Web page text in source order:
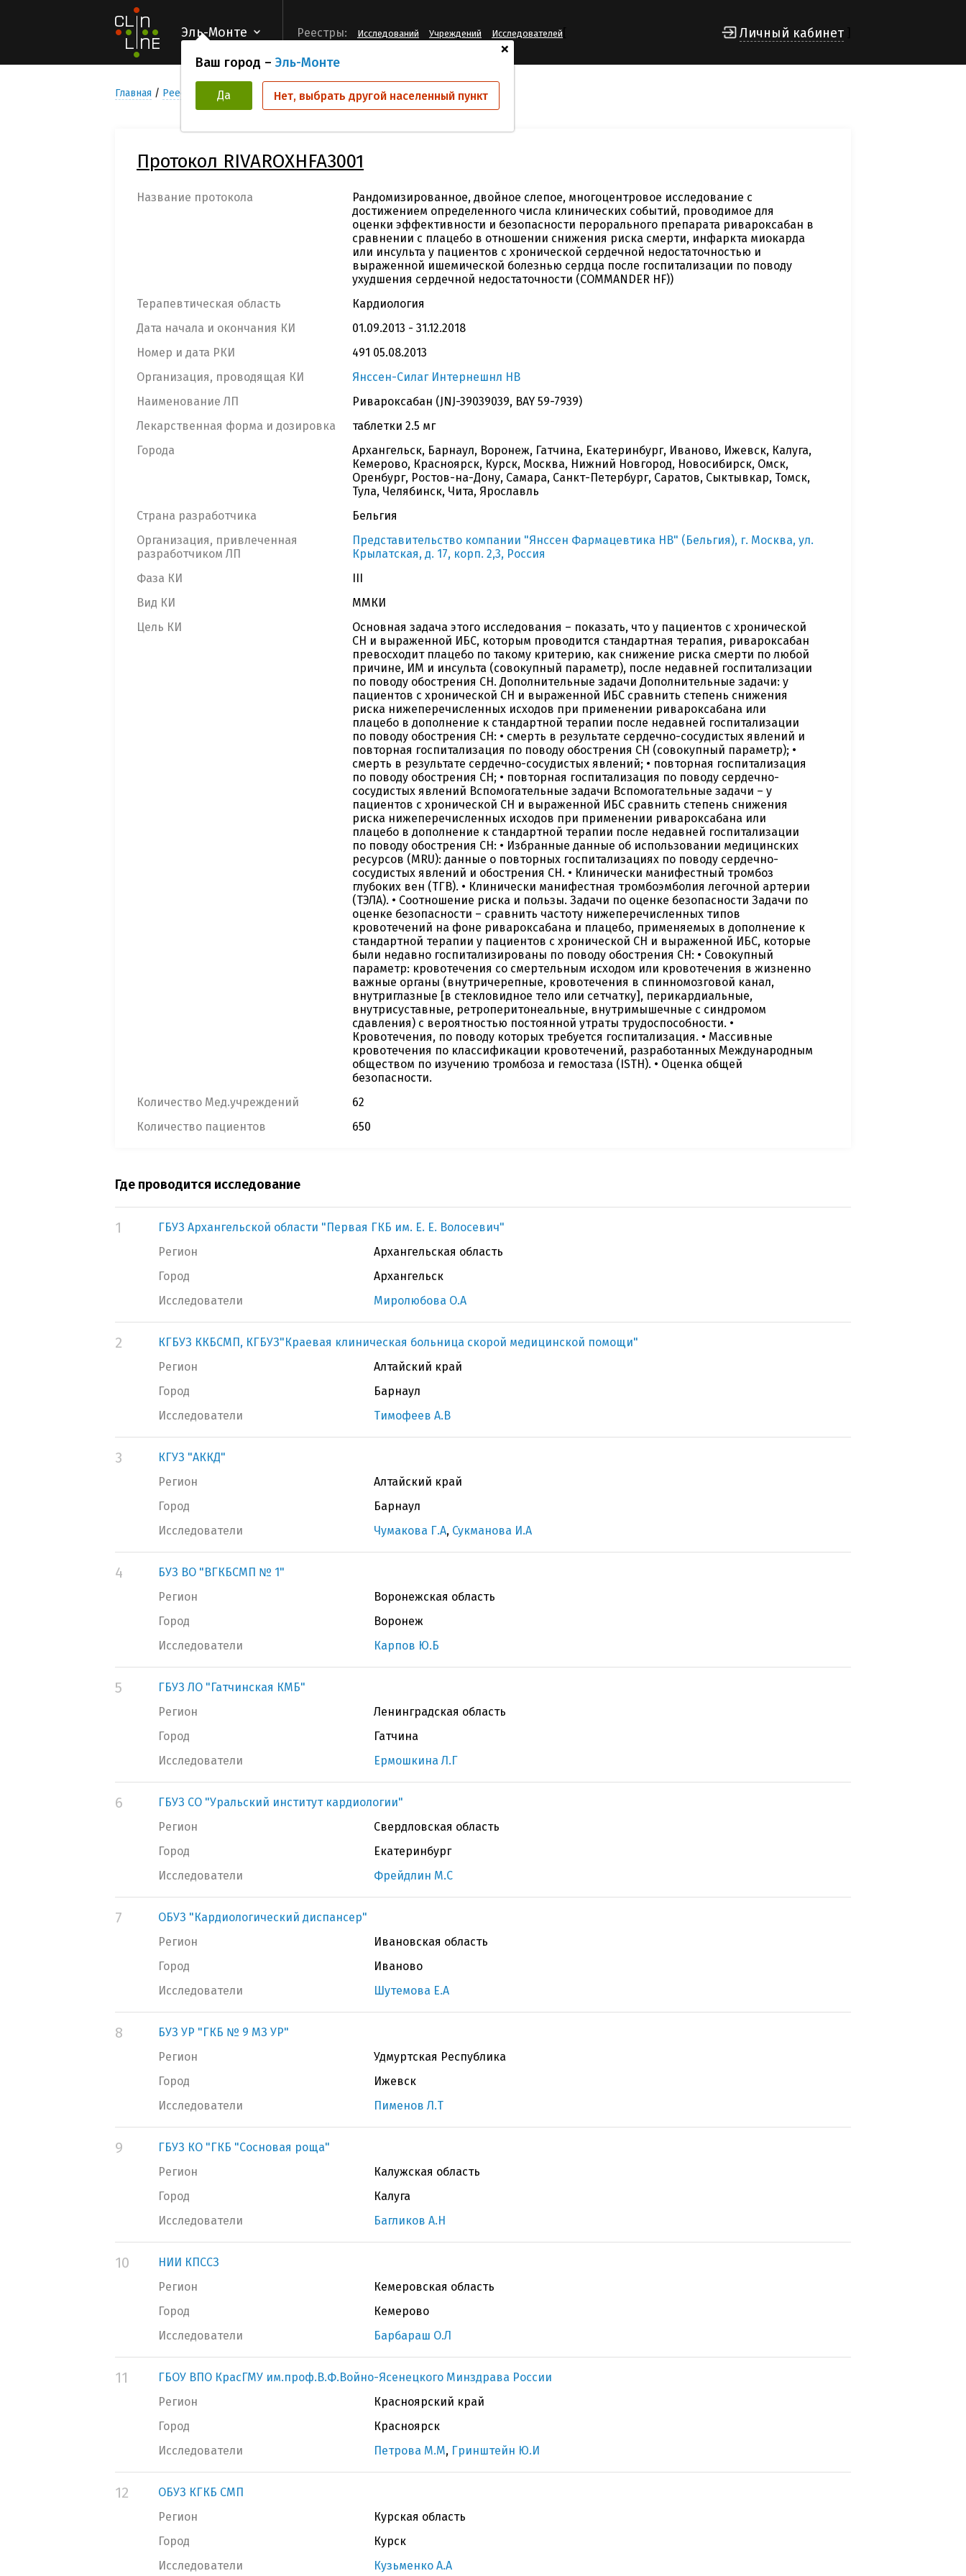
Эль-Монте
+
Ваш город – Эль-Монте
Да Нет, выбрать другой населенный пункт
Реестры: Исследований Учреждений Исследователей Личный кабинет
Главная Реестр Клинических исследований RIVAROXHFA3001
Протокол RIVAROXHFA3001
Название протокола
Рандомизированное, двойное слепое, многоцентровое исследование с
достижением определенного числа клинических событий, проводимое для
оценки эффективности и безопасности перорального препарата ривароксабан в
сравнении с плацебо в отношении снижения риска смерти, инфаркта миокарда
или инсульта у пациентов с хронической сердечной недостаточностью и
выраженной ишемической болезнью сердца после госпитализации по поводу
ухудшения сердечной недостаточности (COMMANDER HF))
Терапевтическая область
Кардиология
Дата начала и окончания КИ
01.09.2013 - 31.12.2018
Номер и дата РКИ
491 05.08.2013
Организация, проводящая КИ
Янссен-Силаг Интернешнл НВ
Наименование ЛП
Ривароксабан (JNJ-39039039, BAY 59-7939)
Лекарственная форма и дозировка
таблетки 2.5 мг
Города
Архангельск, Барнаул, Воронеж, Гатчина, Екатеринбург, Иваново, Ижевск, Калуга,
Кемерово, Красноярск, Курск, Москва, Нижний Новгород, Новосибирск, Омск,
Оренбург, Ростов-на-Дону, Самара, Санкт-Петербург, Саратов, Сыктывкар, Томск,
Тула, Челябинск, Чита, Ярославль
Страна разработчика
Бельгия
Организация, привлеченная
разработчиком ЛП
Представительство компании "Янссен Фармацевтика НВ" (Бельгия), г. Москва, ул.
Крылатская, д. 17, корп. 2,3, Россия
Фаза КИ
III
Вид КИ
ММКИ
Цель КИ
Основная задача этого исследования – показать, что у пациентов с хронической
СН и выраженной ИБС, которым проводится стандартная терапия, ривароксабан
превосходит плацебо по такому критерию, как снижение риска смерти по любой
причине, ИМ и инсульта (совокупный параметр), после недавней госпитализации
по поводу обострения СН. Дополнительные задачи Дополнительные задачи: у
пациентов с хронической СН и выраженной ИБС сравнить степень снижения
риска нижеперечисленных исходов при применении ривароксабана или
плацебо в дополнение к стандартной терапии после недавней госпитализации
по поводу обострения СН: • смерть в результате сердечно-сосудистых явлений и
повторная госпитализация по поводу обострения СН (совокупный параметр); •
смерть в результате сердечно-сосудистых явлений; • повторная госпитализация
по поводу обострения СН; • повторная госпитализация по поводу сердечно-
сосудистых явлений Вспомогательные задачи Вспомогательные задачи – у
пациентов с хронической СН и выраженной ИБС сравнить степень снижения
риска нижеперечисленных исходов при применении ривароксабана или
плацебо в дополнение к стандартной терапии после недавней госпитализации
по поводу обострения СН: • Избранные данные об использовании медицинских
ресурсов (MRU): данные о повторных госпитализациях по поводу сердечно-
сосудистых явлений и обострения СН. • Клинически манифестный тромбоз
глубоких вен (ТГВ). • Клинически манифестная тромбоэмболия легочной артерии
(ТЭЛА). • Соотношение риска и пользы. Задачи по оценке безопасности Задачи по
оценке безопасности – сравнить частоту нижеперечисленных типов
кровотечений на фоне ривароксабана и плацебо, применяемых в дополнение к
стандартной терапии у пациентов с хронической СН и выраженной ИБС, которые
были недавно госпитализированы по поводу обострения СН: • Совокупный
параметр: кровотечения со смертельным исходом или кровотечения в жизненно
важные органы (внутричерепные, кровотечения в спинномозговой канал,
внутриглазные [в стекловидное тело или сетчатку], перикардиальные,
внутрисуставные, ретроперитонеальные, внутримышечные с синдромом
сдавления) с вероятностью постоянной утраты трудоспособности. •
Кровотечения, по поводу которых требуется госпитализация. • Массивные
кровотечения по классификации кровотечений, разработанных Международным
обществом по изучению тромбоза и гемостаза (ISTH). • Оценка общей
безопасности.
Количество Мед.учреждений
62
Количество пациентов
650
Где проводится исследование
1
ГБУЗ Архангельской области "Первая ГКБ им. Е. Е. Волосевич"
Регион
Архангельская область
Город
Архангельск
Исследователи
Миролюбова О.А
2
КГБУЗ ККБСМП, КГБУЗ"Краевая клиническая больница скорой медицинской помощи"
Регион
Алтайский край
Город
Барнаул
Исследователи
Тимофеев А.В
3
КГУЗ "АККД"
Регион
Алтайский край
Город
Барнаул
Исследователи
Чумакова Г.А, Сукманова И.А
4
БУЗ ВО "ВГКБСМП № 1"
Регион
Воронежская область
Город
Воронеж
Исследователи
Карпов Ю.Б
5
ГБУЗ ЛО "Гатчинская КМБ"
Регион
Ленинградская область
Город
Гатчина
Исследователи
Ермошкина Л.Г
6
ГБУЗ СО "Уральский институт кардиологии"
Регион
Свердловская область
Город
Екатеринбург
Исследователи
Фрейдлин М.С
7
ОБУЗ "Кардиологический диспансер"
Регион
Ивановская область
Город
Иваново
Исследователи
Шутемова Е.А
8
БУЗ УР "ГКБ № 9 МЗ УР"
Регион
Удмуртская Республика
Город
Ижевск
Исследователи
Пименов Л.Т
9
ГБУЗ КО "ГКБ "Сосновая роща"
Регион
Калужская область
Город
Калуга
Исследователи
Багликов А.Н
10
НИИ КПССЗ
Регион
Кемеровская область
Город
Кемерово
Исследователи
Барбараш О.Л
11
ГБОУ ВПО КрасГМУ им.проф.В.Ф.Войно-Ясенецкого Минздрава России
Регион
Красноярский край
Город
Красноярск
Исследователи
Петрова М.М, Гринштейн Ю.И
12
ОБУЗ КГКБ СМП
Регион
Курская область
Город
Курск
Исследователи
Кузьменко А.А